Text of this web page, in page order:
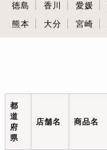
徳島
香川 愛媛
熊本
大分 宮崎
都
道
府
県
店舗名 商品名